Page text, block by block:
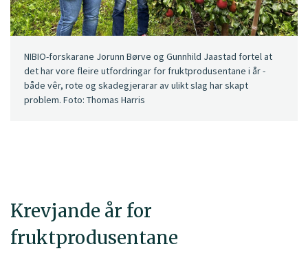
Krevjande år for
fruktprodusentane
NIBIO-forskarane Jorunn Børve og Gunnhild Jaastad fortel at
det har vore fleire utfordringar for fruktprodusentane i år -
både vêr, rote og skadegjerarar av ulikt slag har skapt
problem. Foto: Thomas Harris